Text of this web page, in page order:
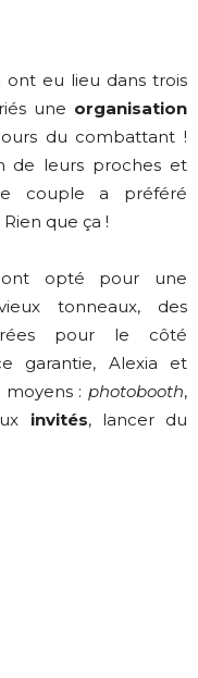
eu lieu dans trois
une organisation
du combattant !
de leurs proches et
couple a préféré
que ça !
opté pour une
tonneaux, des
pour le côté
garantie, Alexia et
moyens : photobooth,
invités, lancer du